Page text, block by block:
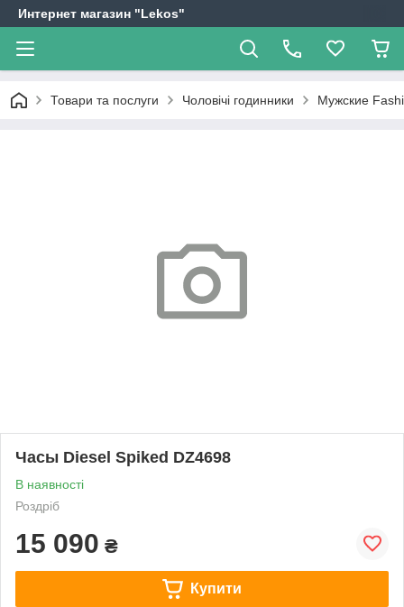
Интернет магазин "Lekos"
Товари та послуги Чоловічі годинники Мужские
Часы Diesel Spiked DZ4698
В наявності
Роздріб
15 090 ₴
Купити